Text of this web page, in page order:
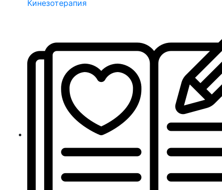
Кинезотерапия